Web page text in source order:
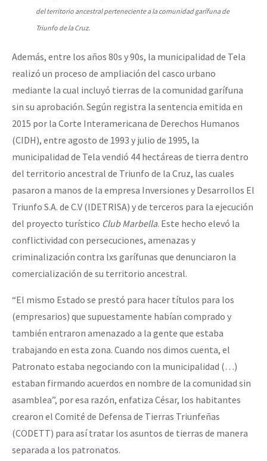
del territorio ancestral perteneciente a la comunidad garífuna de
Triunfo de la Cruz.
Además, entre los años 80s y 90s, la municipalidad de Tela
realizó un proceso de ampliación del casco urbano
mediante la cual incluyó tierras de la comunidad garífuna
sin su aprobación. Según registra la sentencia emitida en
2015 por la Corte Interamericana de Derechos Humanos
(CIDH), entre agosto de 1993 y julio de 1995, la
municipalidad de Tela vendió 44 hectáreas de tierra dentro
del territorio ancestral de Triunfo de la Cruz, las cuales
pasaron a manos de la empresa Inversiones y Desarrollos El
Triunfo S.A. de C.V (IDETRISA) y de terceros para la ejecución
del proyecto turístico Club Marbella. Este hecho elevó la
conflictividad con persecuciones, amenazas y
criminalización contra lxs garífunas que denunciaron la
comercialización de su territorio ancestral.
“El mismo Estado se prestó para hacer títulos para los
(empresarios) que supuestamente habían comprado y
también entraron amenazado a la gente que estaba
trabajando en esta zona. Cuando nos dimos cuenta, el
Patronato estaba negociando con la municipalidad (…)
estaban firmando acuerdos en nombre de la comunidad sin
asamblea”, por esa razón, enfatiza César, los habitantes
crearon el Comité de Defensa de Tierras Triunfeñas
(CODETT) para así tratar los asuntos de tierras de manera
separada a los patronatos.